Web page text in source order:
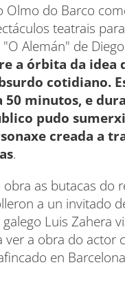
Olmo do Barco
teatrais
Alemán" de
a órbita da idea
cotidiano.
minutos, e
pudo
creada a
.
as butacas do
a un invitado
Luis Zahera
ver a obra do actor
en